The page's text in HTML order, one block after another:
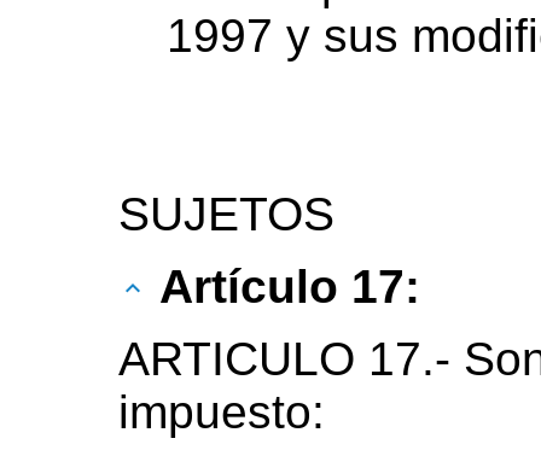
1997 y sus
SUJETOS
Artículo 17:
ARTICULO 17.-
impuesto: